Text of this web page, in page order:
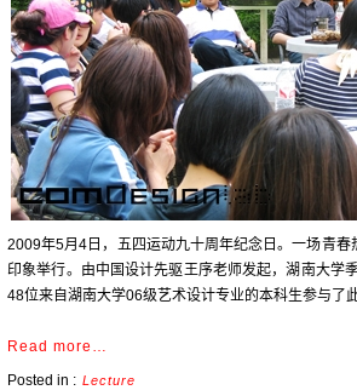
2009年5月4日，五四运动九十周年纪念日。一场青春
印象举行。由中国设计先驱王序老师发起，湖南大学
48位来自湖南大学06级艺术设计专业的本科生参与了此
Read more…
Posted in : Lecture